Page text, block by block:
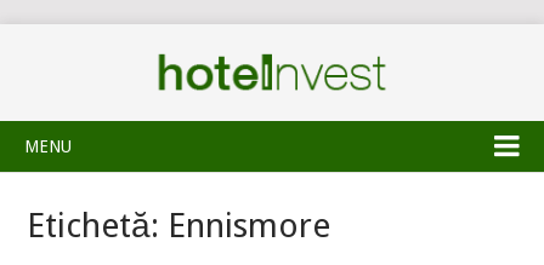
MENU
Etichetă: Ennismore